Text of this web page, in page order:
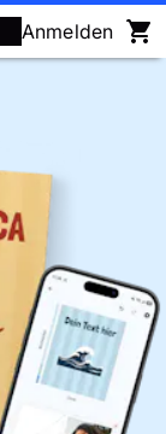
Anmelden